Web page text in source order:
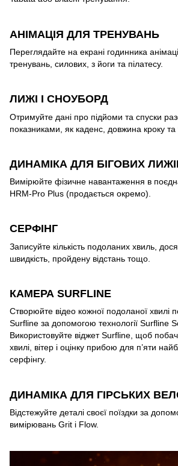
АНІМАЦІЯ ДЛЯ ТРЕНУВАНЬ
Переглядайте на екрані годинника
тренувань, силових, з йоги та пілатесу.
ЛИЖІ І СНОУБОРД
Отримуйте дані про підйоми та спуски
показниками, як каденс, довжина кроку та
ДИНАМІКА ДЛЯ БІГОВИХ
Вимірюйте фізичне навантаження в
HRM-Pro Plus (продається окремо).
СЕРФІНГ
Записуйте кількість подоланих хвиль,
швидкість, пройдену відстань тощо.
КАМЕРА SURFLINE
Створюйте відео кожної подоланої хвилі
Surfline за допомогою технології Surfline
Використовуйте віджет Surfline, щоб
хвилі, вітер і оцінку прибою для п’яти
серфінгу.
ДИНАМІКА ДЛЯ ГІРСЬКИХ
Відстежуйте деталі своєї поїздки за
вимірювань Grit і Flow.